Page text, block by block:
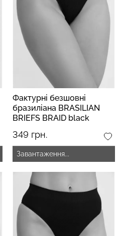
Фактурні безшовні
бразиліана BRASILIAN
BRIEFS BRAID black
349 грн.
Завантаження...
Безшовний топ з легкою
корекцією BRA
SHAPEWEAR nude
(бежевий) Giulia
489 грн.